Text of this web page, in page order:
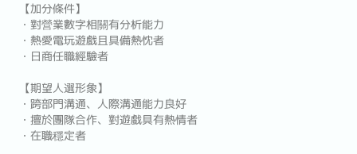
【加分條件】
・對營業數字相關有分析能力
・熱愛電玩遊戲且具備熱忱者
・日商任職經驗者
【期望人選形象】
・跨部門溝通、人際溝通能力良好
・擅於團隊合作、對遊戲具有熱情者
・在職穩定者